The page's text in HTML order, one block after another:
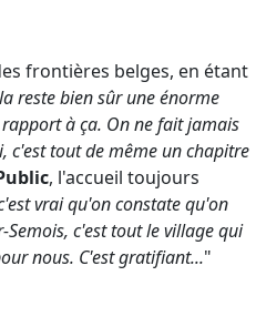
frontières belges, en étant
reste bien sûr une énorme
à ça. On ne fait jamais
c'est tout de même un chapitre
, l'accueil toujours
vrai qu'on constate qu'on
c'est tout le village qui
nous. C'est gratifiant..."